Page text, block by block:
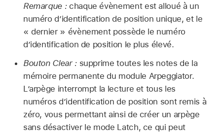
Remarque : chaque évènement est alloué à un
numéro d’identification de position unique, et le
« dernier » évènement possède le numéro
d’identification de position le plus élevé.
Bouton Clear :supprime toutes les notes de la
mémoire permanente du module Arpeggiator.
L’arpège interrompt la lecture et tous les
numéros d’identification de position sont remis à
zéro, vous permettant ainsi de créer un arpège
sans désactiver le mode Latch, ce qui peut